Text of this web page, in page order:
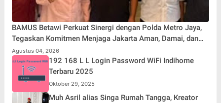
BAMUS Betawi Perkuat Sinergi dengan Polda Metro Jaya,
Tegaskan Komitmen Menjaga Jakarta Aman, Damai, dan
Kondusif Jelang HUT ke-81 Republik Indonesia
Agustus 04, 2026
192 168 L L Login Password WiFi Indihome
Terbaru 2025
Oktober 29, 2025
Muh Asril alias Singa Rumah Tangga, Kreator